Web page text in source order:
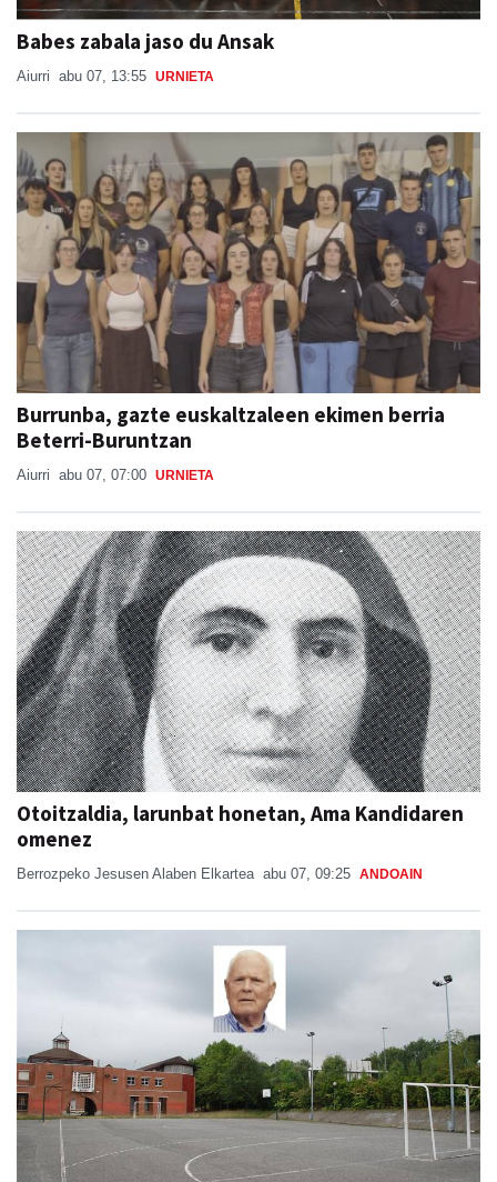
Babes zabala jaso du Ansak
Aiurri abu 07, 13:55 URNIETA
Burrunba, gazte euskaltzaleen ekimen berria
Beterri-Buruntzan
Aiurri abu 07, 07:00 URNIETA
Otoitzaldia, larunbat honetan, Ama Kandidaren
omenez
Berrozpeko Jesusen Alaben Elkartea abu 07, 09:25 ANDOAIN